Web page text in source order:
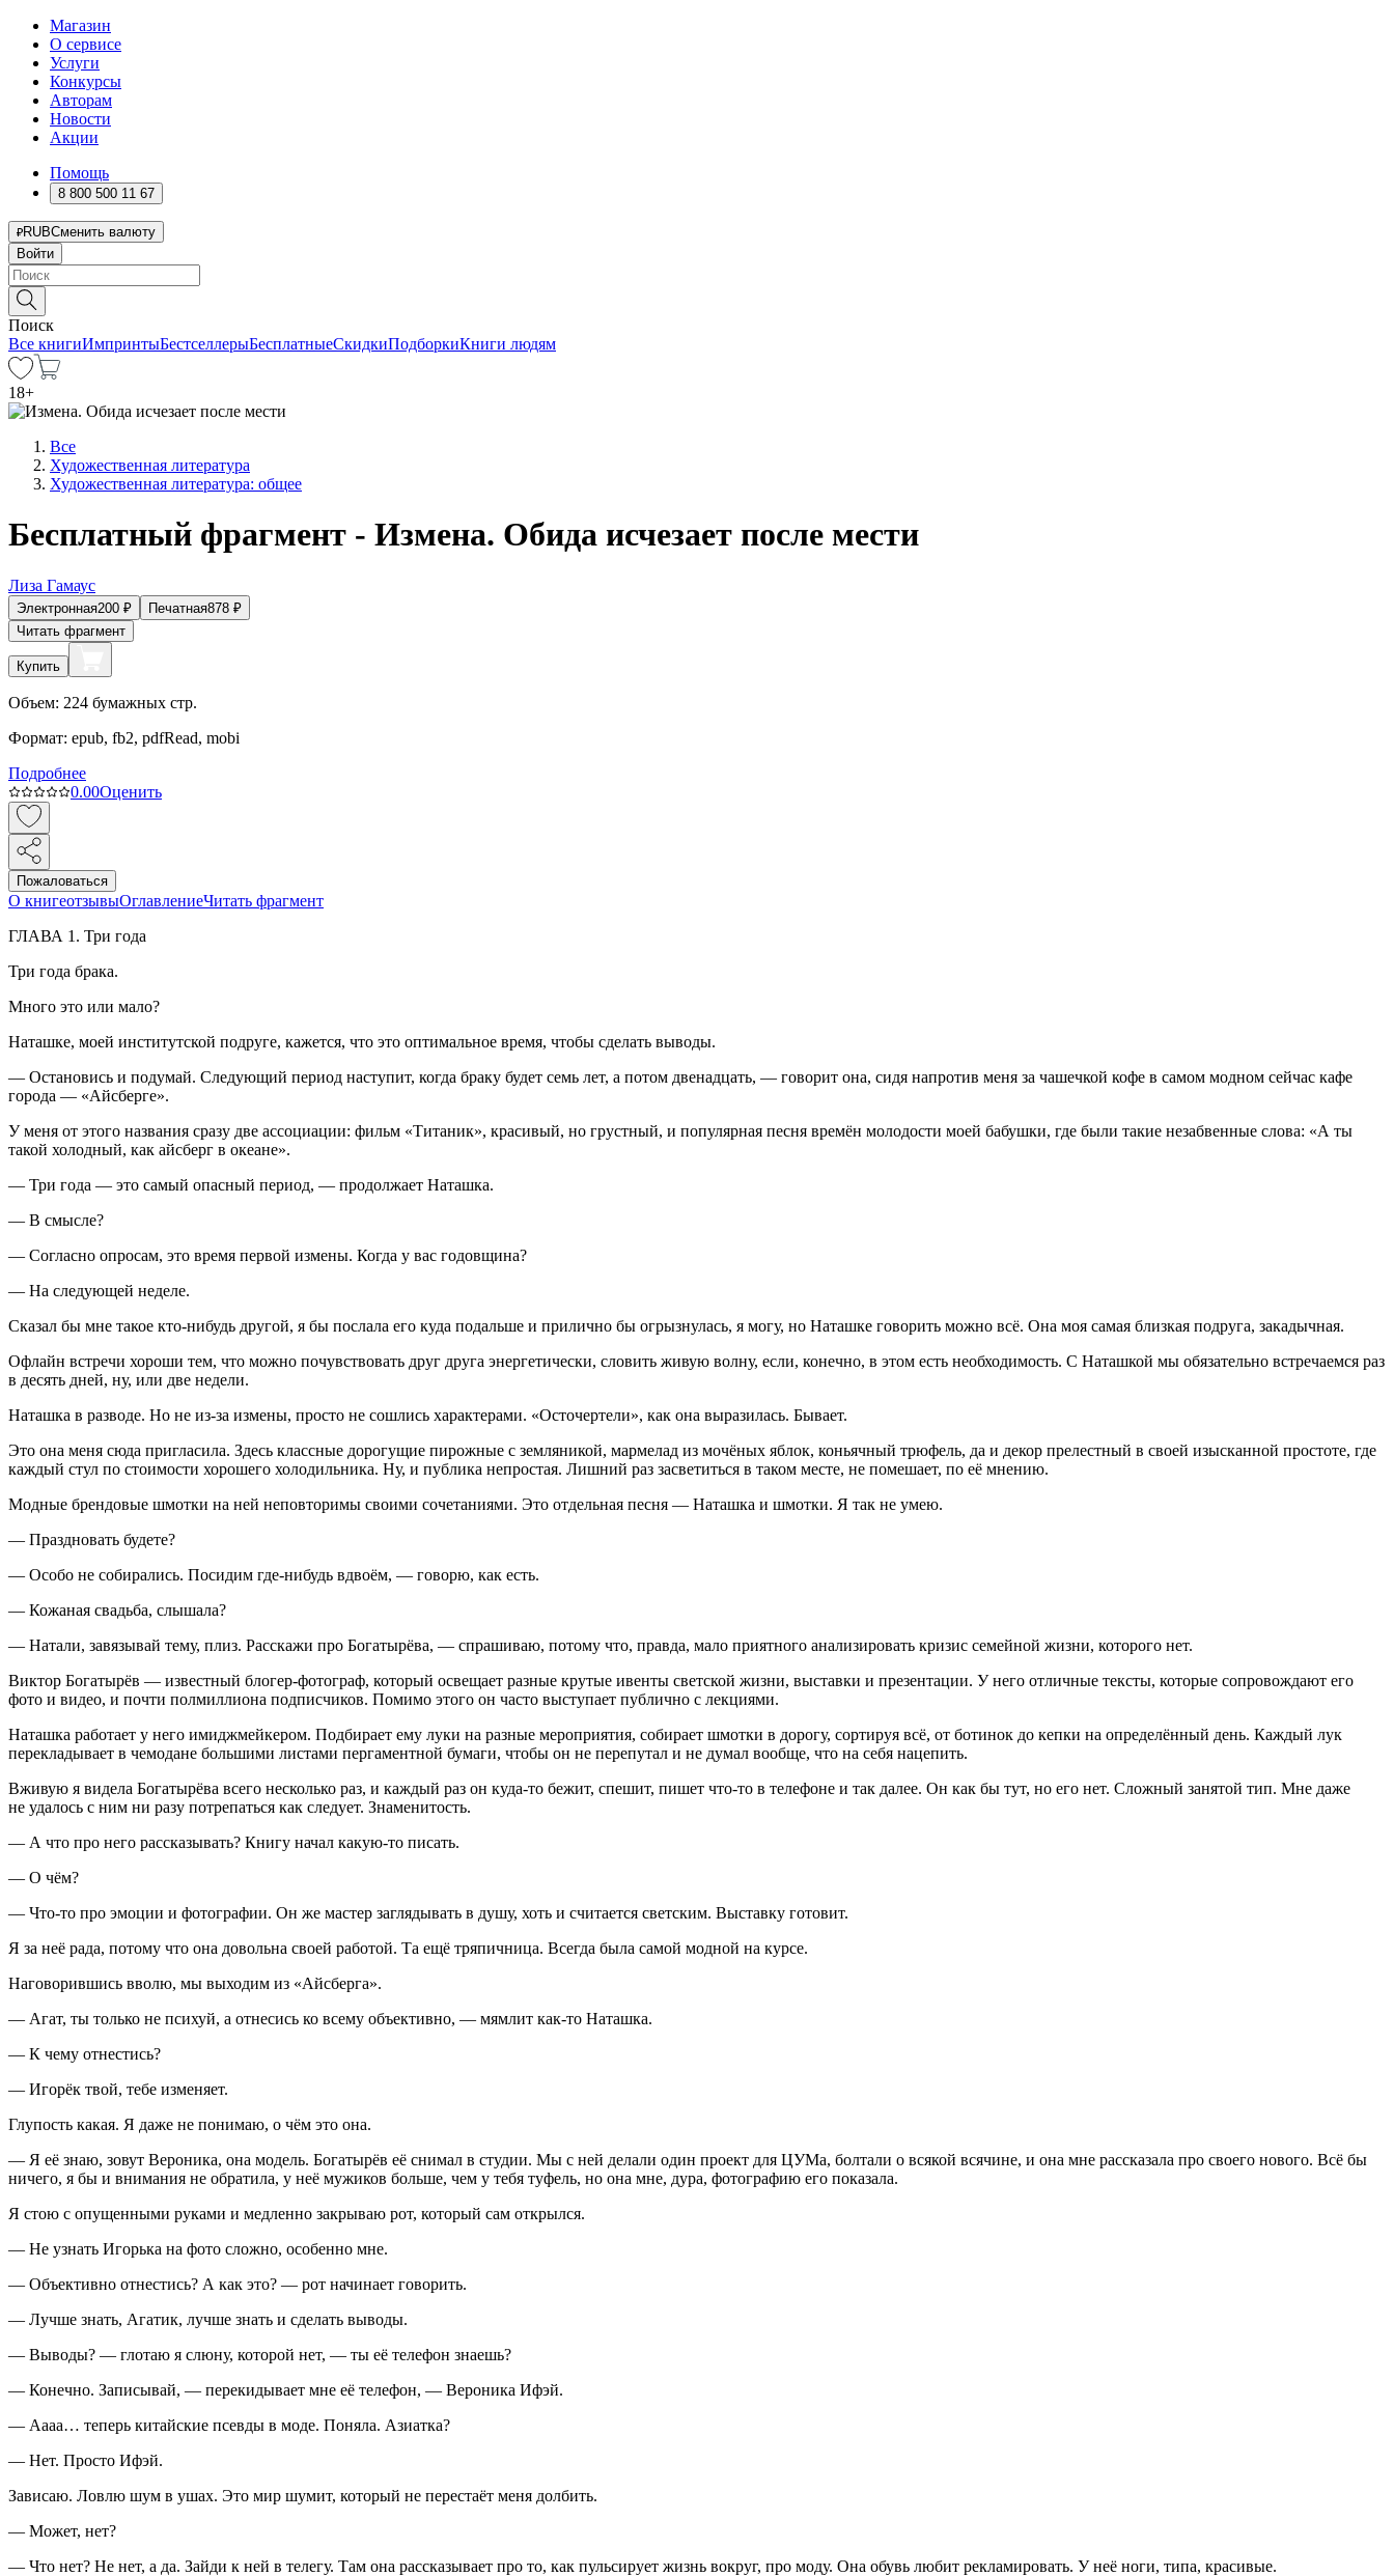
Магазин
О сервисе
Услуги
Конкурсы
Авторам
Новости
Акции
Помощь
8 800 500 11 67
RUBСменить валюту
Войти
Поиск
Все книгиИмпринтыБестселлерыБесплатныеСкидкиПодборкиКниги людям
18+
Все
Художественная литература
Художественная литература: общее
Бесплатный фрагмент - Измена. Обида исчезает после мести
Лиза Гамаус
Электронная200 ₽ Печатная878 ₽
Читать фрагмент
Купить
Объем: 224 бумажных стр.
Формат: epub, fb2, pdfRead, mobi
Подробнее
0.00Оценить
Пожаловаться
О книгеотзывыОглавлениеЧитать фрагмент
ГЛАВА 1. Три года
Три года брака.
Много это или мало?
Наташке, моей институтской подруге, кажется, что это оптимальное время, чтобы сделать выводы.
— Остановись и подумай. Следующий период наступит, когда браку будет семь лет, а потом двенадцать, — говорит она, сидя напротив меня за чашечкой кофе в самом модном сейчас кафе
города — «Айсберге».
У меня от этого названия сразу две ассоциации: фильм «Титаник», красивый, но грустный, и популярная песня времён молодости моей бабушки, где были такие незабвенные слова: «А ты
такой холодный, как айсберг в океане».
— Три года — это самый опасный период, — продолжает Наташка.
— В смысле?
— Согласно опросам, это время первой измены. Когда у вас годовщина?
— На следующей неделе.
Сказал бы мне такое кто-нибудь другой, я бы послала его куда подальше и прилично бы огрызнулась, я могу, но Наташке говорить можно всё. Она моя самая близкая подруга, закадычная.
Офлайн встречи хороши тем, что можно почувствовать друг друга энергетически, словить живую волну, если, конечно, в этом есть необходимость. С Наташкой мы обязательно встречаемся раз
в десять дней, ну, или две недели.
Наташка в разводе. Но не из-за измены, просто не сошлись характерами. «Осточертели», как она выразилась. Бывает.
Это она меня сюда пригласила. Здесь классные дорогущие пирожные с земляникой, мармелад из мочёных яблок, коньячный трюфель, да и декор прелестный в своей изысканной простоте, где
каждый стул по стоимости хорошего холодильника. Ну, и публика непростая. Лишний раз засветиться в таком месте, не помешает, по её мнению.
Модные брендовые шмотки на ней неповторимы своими сочетаниями. Это отдельная песня — Наташка и шмотки. Я так не умею.
— Праздновать будете?
— Особо не собирались. Посидим где-нибудь вдвоём, — говорю, как есть.
— Кожаная свадьба, слышала?
— Натали, завязывай тему, плиз. Расскажи про Богатырёва, — спрашиваю, потому что, правда, мало приятного анализировать кризис семейной жизни, которого нет.
Виктор Богатырёв — известный блогер-фотограф, который освещает разные крутые ивенты светской жизни, выставки и презентации. У него отличные тексты, которые сопровождают его
фото и видео, и почти полмиллиона подписчиков. Помимо этого он часто выступает публично с лекциями.
Наташка работает у него имиджмейкером. Подбирает ему луки на разные мероприятия, собирает шмотки в дорогу, сортируя всё, от ботинок до кепки на определённый день. Каждый лук
перекладывает в чемодане большими листами пергаментной бумаги, чтобы он не перепутал и не думал вообще, что на себя нацепить.
Вживую я видела Богатырёва всего несколько раз, и каждый раз он куда-то бежит, спешит, пишет что-то в телефоне и так далее. Он как бы тут, но его нет. Сложный занятой тип. Мне даже
не удалось с ним ни разу потрепаться как следует. Знаменитость.
— А что про него рассказывать? Книгу начал какую-то писать.
— О чём?
— Что-то про эмоции и фотографии. Он же мастер заглядывать в душу, хоть и считается светским. Выставку готовит.
Я за неё рада, потому что она довольна своей работой. Та ещё тряпичница. Всегда была самой модной на курсе.
Наговорившись вволю, мы выходим из «Айсберга».
— Агат, ты только не психуй, а отнесись ко всему объективно, — мямлит как-то Наташка.
— К чему отнестись?
— Игорёк твой, тебе изменяет.
Глупость какая. Я даже не понимаю, о чём это она.
— Я её знаю, зовут Вероника, она модель. Богатырёв её снимал в студии. Мы с ней делали один проект для ЦУМа, болтали о всякой всячине, и она мне рассказала про своего нового. Всё бы
ничего, я бы и внимания не обратила, у неё мужиков больше, чем у тебя туфель, но она мне, дура, фотографию его показала.
Я стою с опущенными руками и медленно закрываю рот, который сам открылся.
— Не узнать Игорька на фото сложно, особенно мне.
— Объективно отнестись? А как это? — рот начинает говорить.
— Лучше знать, Агатик, лучше знать и сделать выводы.
— Выводы? — глотаю я слюну, которой нет, — ты её телефон знаешь?
— Конечно. Записывай, — перекидывает мне её телефон, — Вероника Ифэй.
— Аааа… теперь китайские псевды в моде. Поняла. Азиатка?
— Нет. Просто Ифэй.
Зависаю. Ловлю шум в ушах. Это мир шумит, который не перестаёт меня долбить.
— Может, нет?
— Что нет? Не нет, а да. Зайди к ней в телегу. Там она рассказывает про то, как пульсирует жизнь вокруг, про моду. Она обувь любит рекламировать. У неё ноги, типа, красивые.